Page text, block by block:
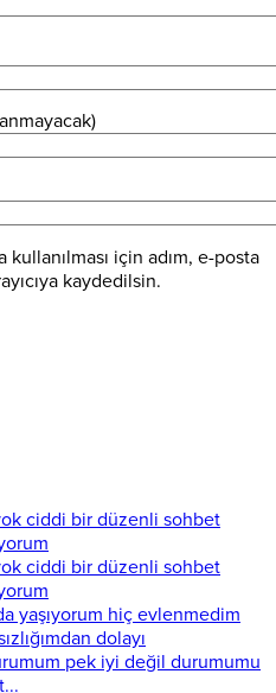
kullanılması için adım, e-posta
kaydedilsin.
ciddi bir düzenli sohbet
ciddi bir düzenli sohbet
yaşıyorum hiç evlenmedim
dolayı
pek iyi değil durumumu